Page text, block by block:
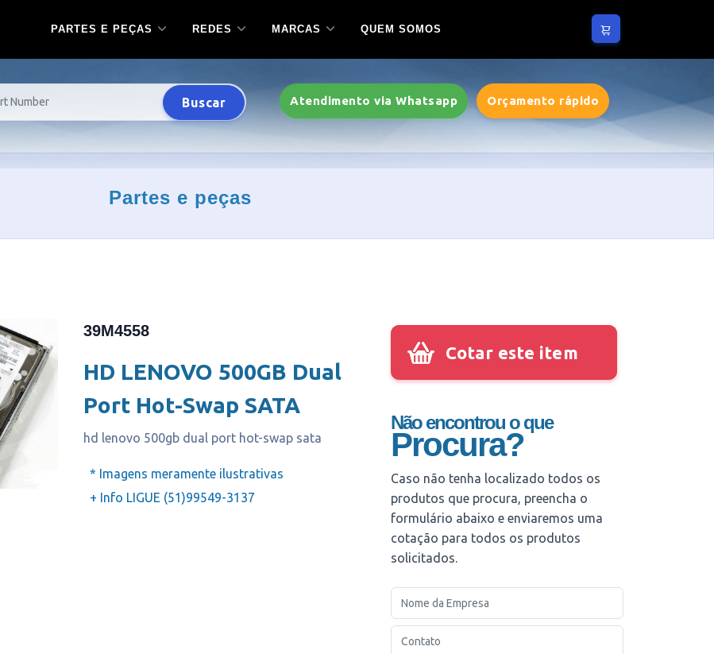
PARTES E PEÇAS REDES MARCAS QUEM SOMOS
Buscar Atendimento via Whatsapp Orçamento rápido
Partes e peças
39M4558
HD LENOVO 500GB Dual
Port Hot-Swap SATA
hd lenovo 500gb dual port hot-swap sata
* Imagens meramente ilustrativas
+ Info LIGUE (51)99549-3137
Cotar este item
Não encontrou o que
Procura?
Caso não tenha localizado todos os
produtos que procura, preencha o
formulário abaixo e enviaremos uma
cotação para todos os produtos
solicitados.